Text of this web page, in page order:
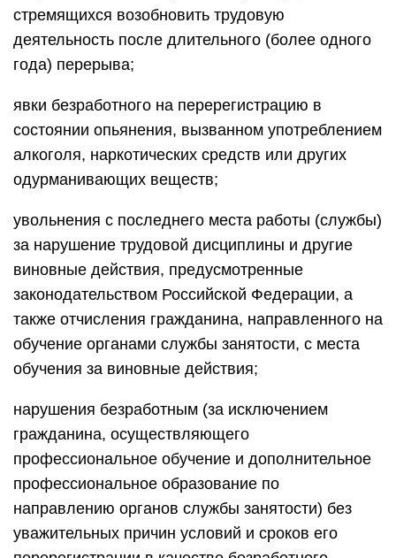
стремящихся возобновить трудовую
деятельность после длительного (более одного
года) перерыва;
явки безработного на перерегистрацию в
состоянии опьянения, вызванном употреблением
алкоголя, наркотических средств или других
одурманивающих веществ;
увольнения с последнего места работы (службы)
за нарушение трудовой дисциплины и другие
виновные действия, предусмотренные
законодательством Российской Федерации, а
также отчисления гражданина, направленного на
обучение органами службы занятости, с места
обучения за виновные действия;
нарушения безработным (за исключением
гражданина, осуществляющего
профессиональное обучение и дополнительное
профессиональное образование по
направлению органов службы занятости) без
уважительных причин условий и сроков его